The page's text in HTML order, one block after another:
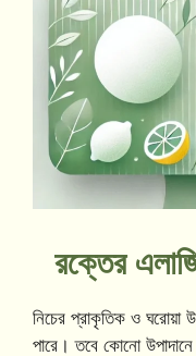
রক্তের
নিচের প্রাকৃতিক ও ঘরোয়া
পারে। তবে কোনো উপাদানে